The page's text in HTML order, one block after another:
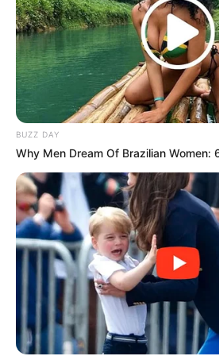
Mempertanyakan pembalap Indonesia
BUZZ DAY
Why Men Dream Of Brazilian Women: